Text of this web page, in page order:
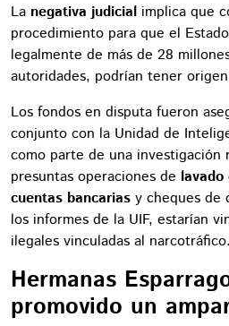
La negativa judicial implica que
procedimiento para que el
legalmente de más de 28
autoridades, podrían tener
Los fondos en disputa fueron
conjunto con la Unidad de
como parte de una investigación
presuntas operaciones de
cuentas bancarias y cheques de
los informes de la UIF, estarían
ilegales vinculadas al narcotráfico.
Hermanas
promovido un